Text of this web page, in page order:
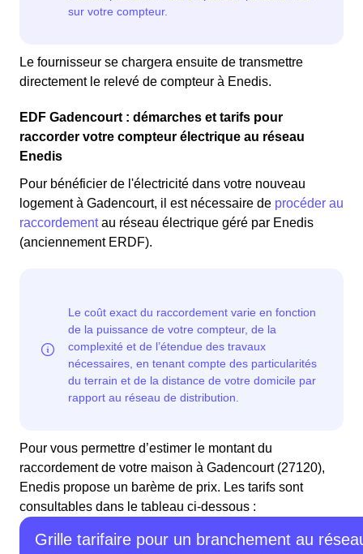
Le fournisseur se chargera ensuite de transmettre
directement le relevé de compteur à Enedis.
EDF Gadencourt : démarches et tarifs pour
raccorder votre compteur électrique au réseau
Enedis
Pour bénéficier de l'électricité dans votre nouveau
logement à Gadencourt, il est nécessaire de procéder au
raccordementau réseau électrique géré par Enedis
(anciennement ERDF).
Pour vous permettre d’estimer le montant du
raccordement de votre maison à Gadencourt (27120),
Enedis propose un barème de prix. Les tarifs sont
consultables dans le tableau ci-dessous :
Grille tarifaire pour un branchement au